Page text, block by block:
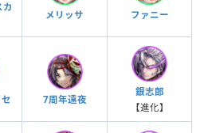
カ
メリッサ ファニー
7周年遠夜
銀志郎
【進化】